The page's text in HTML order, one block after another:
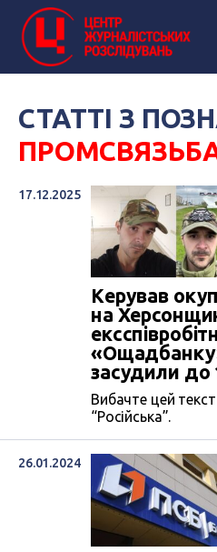
СТАТТІ З
17.12.2025
Керував
на
засудили до
Вибачте цей
“Російська”.
26.01.2024